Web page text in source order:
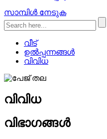
സാമ്പിൾ നേടുക
വീട്
ഉൽപ്പന്നങ്ങൾ
വിവിധ
വിവിധ
വിഭാഗങ്ങൾ